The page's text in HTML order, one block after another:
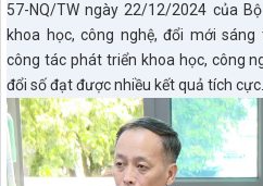
57-NQ/TW ngày 22/12/2024 của
khoa học, công nghệ, đổi mới
công tác phát triển khoa học, công
đổi số đạt được nhiều kết quả tích cực.